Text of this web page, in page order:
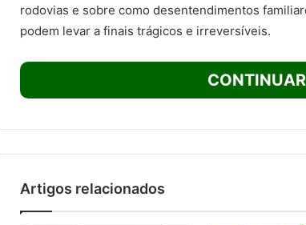
rodovias e sobre como desentendimentos
podem levar a finais trágicos e irreversíveis.
Artigos relacionados